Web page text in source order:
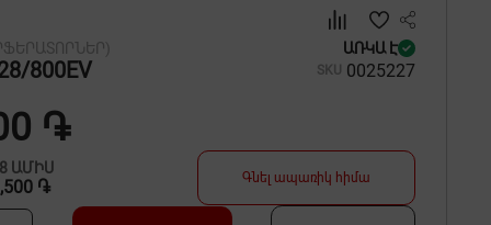
ԱՌԿԱ Է
800EV SKU 0025227
֏
ԱՄԻՍ
֏ Գնել ապառիկ հիմա